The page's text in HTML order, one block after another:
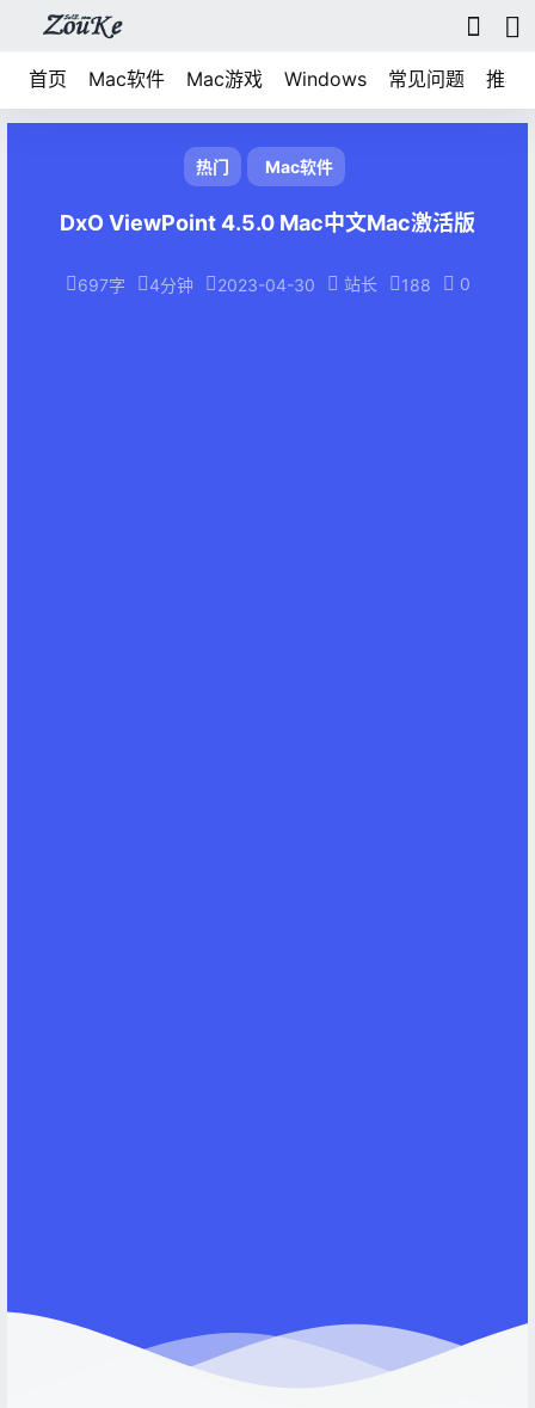
首页 Mac软件 Mac游戏 Windows 常见问题 推荐
热门 Mac软件
DxO ViewPoint 4.5.0 Mac中文Mac激活版
697字 4分钟 2023-04-30 站长 188 0